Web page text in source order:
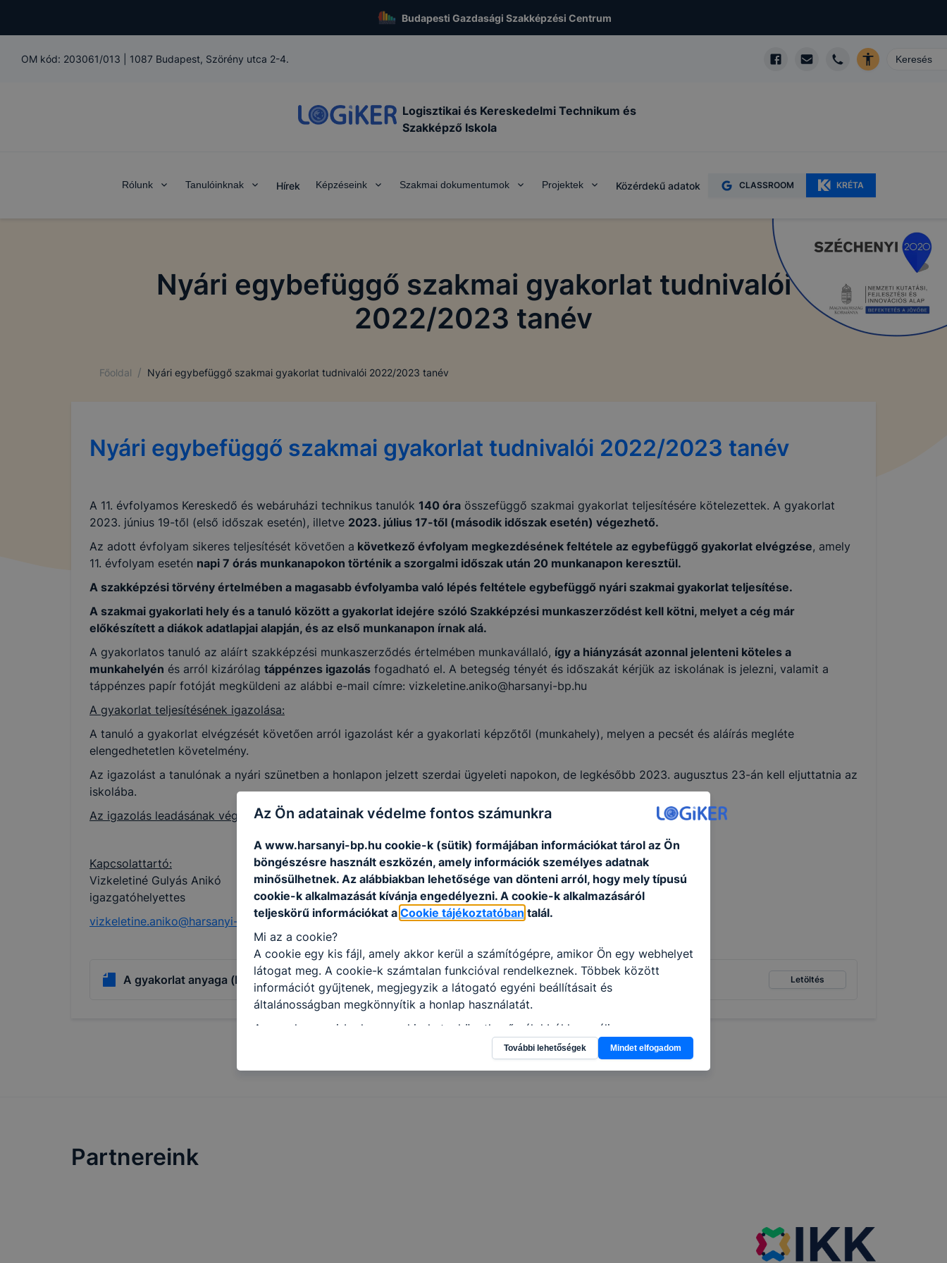
Budapesti Gazdasági Szakképzési Centrum
OM kód: 203061/013 1087 Budapest, Szörény utca 2-4.
Logisztikai és Kereskedelmi Technikum és
Szakképző Iskola
Rólunk Tanulóinknak Hírek Képzéseink Szakmai dokumentumok Projektek Közérdekű adatok CLASSROOM KRÉTA
Nyári egybefüggő szakmai gyakorlat tudnivalói
2022/2023 tanév
Főoldal / Nyári egybefüggő szakmai gyakorlat tudnivalói 2022/2023 tanév
Nyári egybefüggő szakmai gyakorlat tudnivalói 2022/2023 tanév
A 11. évfolyamos Kereskedő és webáruházi technikus tanulók 140 óra összefüggő szakmai gyakorlat teljesítésére kötelezettek. A gyakorlat
2023. június 19-től (első időszak esetén), illetve 2023. július 17-től (második időszak esetén) végezhető.
Az adott évfolyam sikeres teljesítését követően a következő évfolyam megkezdésének feltétele az egybefüggő gyakorlat elvégzése, amely
11. évfolyam esetén napi 7 órás munkanapokon történik a szorgalmi időszak után 20 munkanapon keresztül.
A szakképzési törvény értelmében a magasabb évfolyamba való lépés feltétele egybefüggő nyári szakmai gyakorlat teljesítése.
A szakmai gyakorlati hely és a tanuló között a gyakorlat idejére szóló Szakképzési munkaszerződést kell kötni, melyet a cég már
előkészített a diákok adatlapjai alapján, és az első munkanapon írnak alá.
A gyakorlatos tanuló az aláírt szakképzési munkaszerződés értelmében munkavállaló, így a hiányzását azonnal jelenteni köteles a
munkahelyén és arról kizárólag táppénzes igazolás fogadható el. A betegség tényét és időszakát kérjük az iskolának is jelezni, valamit a
táppénzes papír fotóját megküldeni az alábbi e-mail címre: vizkeletine.aniko@harsanyi-bp.hu
A gyakorlat teljesítésének igazolása:
A tanuló a gyakorlat elvégzését követően arról igazolást kér a gyakorlati képzőtől (munkahely), melyen a pecsét és aláírás megléte
elengedhetetlen követelmény.
Az igazolást a tanulónak a nyári szünetben a honlapon jelzett szerdai ügyeleti napokon, de legkésőbb 2023. augusztus 23-án kell eljuttatnia az
iskolába.
Az igazolás leadásának végső határideje: 2023. augusztus. 23. (szerda) 12:00 óra
Kapcsolattartó:
Vizkeletiné Gulyás Anikó
igazgatóhelyettes
vizkeletine.aniko@harsanyi-bp.hu
A gyakorlat anyaga (Kereskedelem_11_évf) Letöltés
Partnereink
Az Ön adatainak védelme fontos számunkra
A www.harsanyi-bp.hu cookie-k (sütik) formájában információkat tárol az Ön
böngészésre használt eszközén, amely információk személyes adatnak
minősülhetnek. Az alábbiakban lehetősége van dönteni arról, hogy mely típusú
cookie-k alkalmazását kívánja engedélyezni. A cookie-k alkalmazásáról
teljeskörű információkat a Cookie tájékoztatóban talál.
Mi az a cookie?
A cookie egy kis fájl, amely akkor kerül a számítógépre, amikor Ön egy webhelyet
látogat meg. A cookie-k számtalan funkcióval rendelkeznek. Többek között
információt gyűjtenek, megjegyzik a látogató egyéni beállításait és
általánosságban megkönnyítik a honlap használatát.
A www.harsanyi-bp.hu a cookie-kat a következő célokból használja:
információ gyűjtése azzal kapcsolatban, hogyan használja Ön a honlapot -
annak felmérésével, hogy a honlap melyik részeit látogatja, vagy használja
További lehetőségek Mindet elfogadom